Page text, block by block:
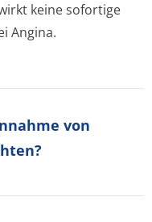
keine sofortige
Angina.
von